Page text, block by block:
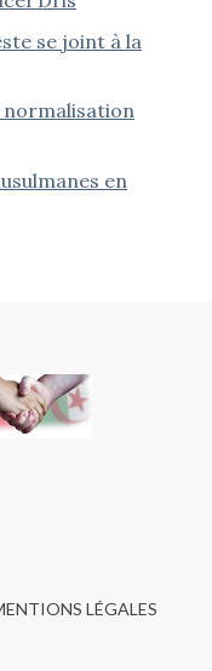
se joint à la
normalisation
en
LÉGALES